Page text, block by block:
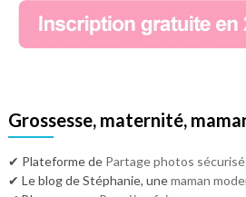
Grossesse, maternité,
✔ Plateforme de Partage photos sécurisé
✔ Le blog de Stéphanie, unemaman